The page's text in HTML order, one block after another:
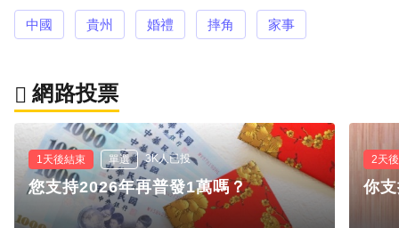
中國 貴州 婚禮 摔角 家事
網路投票
1天後結束 單選 3K人已投
您支持2026年再普發1萬嗎？
2天
你